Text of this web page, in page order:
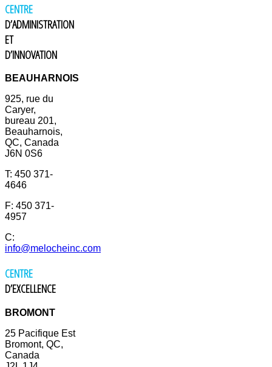
CENTRE
D’ADMINISTRATION
ET
D’INNOVATION
BEAUHARNOIS
925, rue du
Caryer,
bureau 201,
Beauharnois,
QC, Canada
J6N 0S6
T: 450 371-
4646
F: 450 371-
4957
C:
info@melocheinc.com
CENTRE
D’EXCELLENCE
BROMONT
25 Pacifique Est
Bromont, QC,
Canada